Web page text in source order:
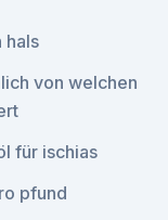
hals
von welchen
für ischias
pfund